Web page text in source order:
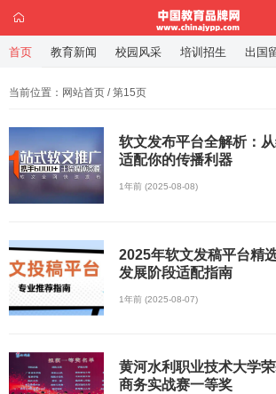
当前位置： 网站首页 / 第15页
软文发布平台全解析：
适配你的传播利器
1年前 (2025-08-08)
2025年软文发稿平台精
发展阶段适配指南
1年前 (2025-08-07)
黄河水利职业技术大学
商务实战赛一等奖
首页 教育新闻 校园风采 培训招生 出国